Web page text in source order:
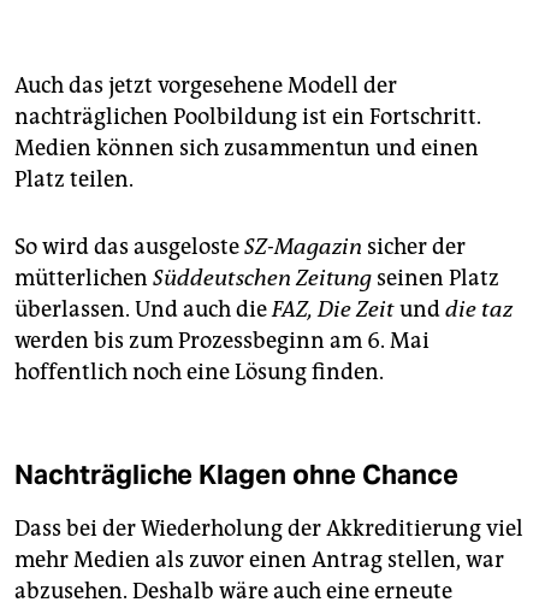
Auch das jetzt vorgesehene Modell der
nachträglichen Poolbildung ist ein Fortschritt.
Medien können sich zusammentun und einen
Platz teilen.
So wird das ausgelosteSZ-Magazin sicher der
mütterlichen Süddeutschen Zeitung seinen Platz
überlassen. Und auch dieFAZ, Die Zeitunddie taz
werden bis zum Prozessbeginn am 6. Mai
hoffentlich noch eine Lösung finden.
Nachträgliche Klagen ohne Chance
Dass bei der Wiederholung der Akkreditierung viel
mehr Medien als zuvor einen Antrag stellen, war
abzusehen. Deshalb wäre auch eine erneute